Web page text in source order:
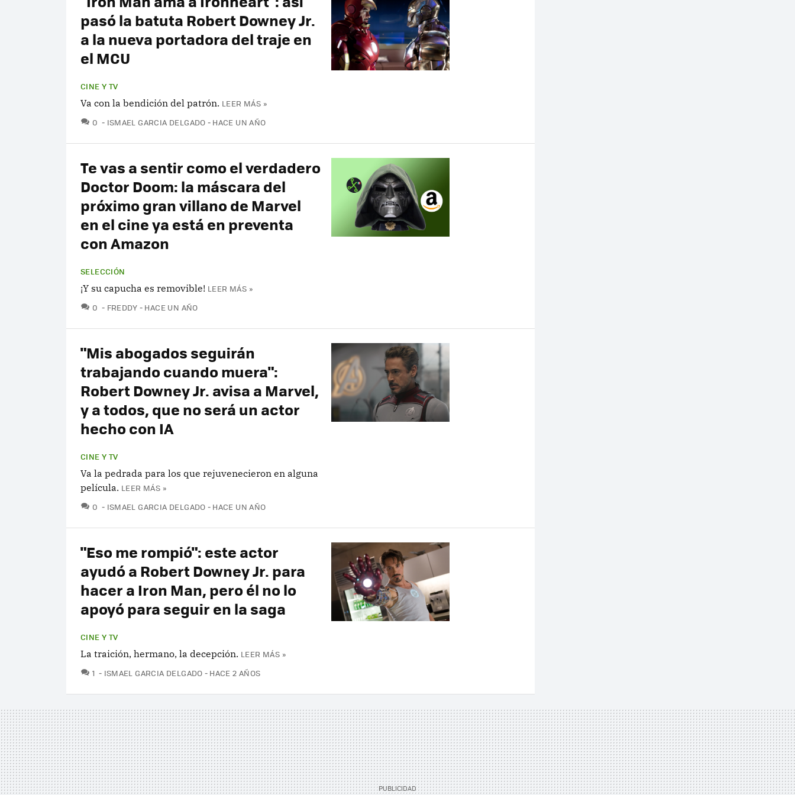
pasó la batuta Robert Downey Jr.
a la nueva portadora del traje en
el MCU
CINE Y TV
Va con la bendición del patrón. LEER MÁS »
0 COMENTARIOS
ISMAEL GARCIA DELGADO HACE UN AÑO
Te vas a sentir como el verdadero
Doctor Doom: la máscara del
próximo gran villano de Marvel
en el cine ya está en preventa
con Amazon
SELECCIÓN
¡Y su capucha es removible! LEER MÁS »
0 COMENTARIOS
FREDDY HACE UN AÑO
"Mis abogados seguirán
trabajando cuando muera":
Robert Downey Jr. avisa a Marvel,
y a todos, que no será un actor
hecho con IA
CINE Y TV
Va la pedrada para los que rejuvenecieron en alguna
película. LEER MÁS »
0 COMENTARIOS
ISMAEL GARCIA DELGADO HACE UN AÑO
"Eso me rompió": este actor
ayudó a Robert Downey Jr. para
hacer a Iron Man, pero él no lo
apoyó para seguir en la saga
CINE Y TV
La traición, hermano, la decepción. LEER MÁS »
1 COMENTARIOS
ISMAEL GARCIA DELGADO HACE 2 AÑOS